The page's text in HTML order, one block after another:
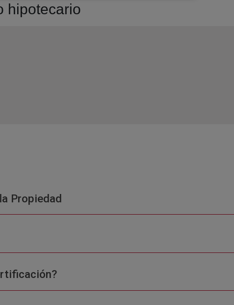
hipotecario
Propiedad